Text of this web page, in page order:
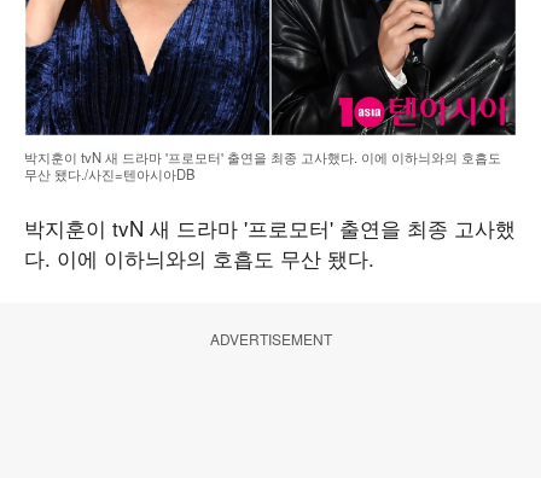
박지훈이 tvN 새 드라마 '프로모터' 출연을 최종 고사했다. 이에 이하늬와의 호흡도
무산 됐다./사진=텐아시아DB
박지훈이 tvN 새 드라마 '프로모터' 출연을 최종 고사했
다. 이에 이하늬와의 호흡도 무산 됐다.
ADVERTISEMENT